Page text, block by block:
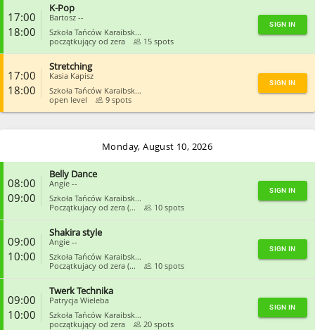
17:00
18:00
K-Pop
Bartosz --
Szkoła Tańców Karaibsk...
początkujący od zera
15 spots
SIGN IN
17:00
18:00
Stretching
Kasia Kapisz
Szkoła Tańców Karaibsk...
open level
9 spots
SIGN IN
CLOSE
Monday, August 10, 2026
08:00
09:00
Belly Dance
Angie --
Szkoła Tańców Karaibsk...
Początkujacy od zera (...
10 spots
SIGN IN
09:00
10:00
Shakira style
Angie --
Szkoła Tańców Karaibsk...
Początkujacy od zera (...
10 spots
SIGN IN
09:00
10:00
Twerk Technika
Patrycja Wieleba
Szkoła Tańców Karaibsk...
początkujący od zera
20 spots
SIGN IN